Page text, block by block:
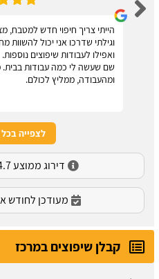
הייתי צריך חיפוי חדש למטבח,
וגילתי שדרכו אני יכול להשוות
ואפילו לעבודות שיפוצים
שם שעשה לי כמה עבודות
ומהעבודה, ממליץ לכולם.
לצפייה
דירוג ממוצע 4.7 לפי 747 דירוגים
מעודכן לחודש
קבלן שיפוצים במרכז